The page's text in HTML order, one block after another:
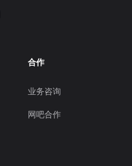
合作
业务咨询
网吧合作